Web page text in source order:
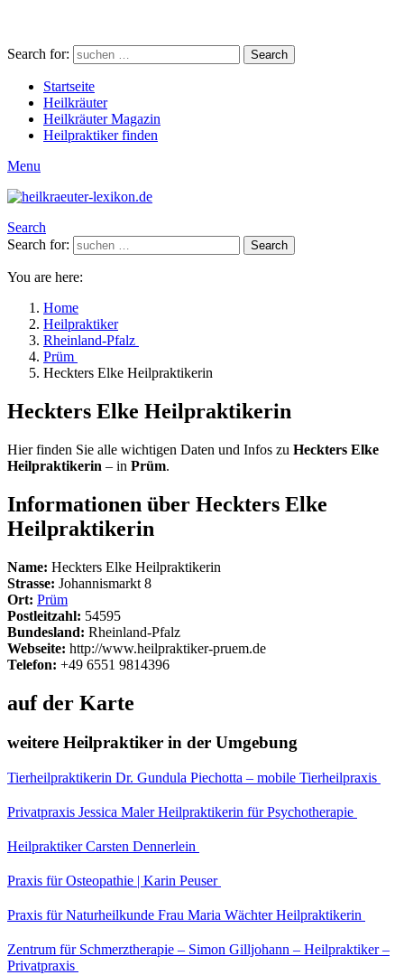
Search for: Search
Startseite
Heilkräuter
Heilkräuter Magazin
Heilpraktiker finden
Menu
Search
Search for:
Search
You are here:
Home
Heilpraktiker
Rheinland-Pfalz
Prüm
Heckters Elke Heilpraktikerin
Heckters Elke Heilpraktikerin
Hier finden Sie alle wichtigen Daten und Infos zu Heckters Elke
Heilpraktikerin – in Prüm.
Informationen über Heckters Elke
Heilpraktikerin
Name: Heckters Elke Heilpraktikerin
Strasse: Johannismarkt 8
Ort: Prüm
Postleitzahl: 54595
Bundesland: Rheinland-Pfalz
Webseite: http://www.heilpraktiker-pruem.de
Telefon: +49 6551 9814396
auf der Karte
weitere Heilpraktiker in der Umgebung
Tierheilpraktikerin Dr. Gundula Piechotta – mobile Tierheilpraxis
Privatpraxis Jessica Maler Heilpraktikerin für Psychotherapie
Heilpraktiker Carsten Dennerlein
Praxis für Osteopathie | Karin Peuser
Praxis für Naturheilkunde Frau Maria Wächter Heilpraktikerin
Zentrum für Schmerztherapie – Simon Gilljohann – Heilpraktiker –
Privatpraxis